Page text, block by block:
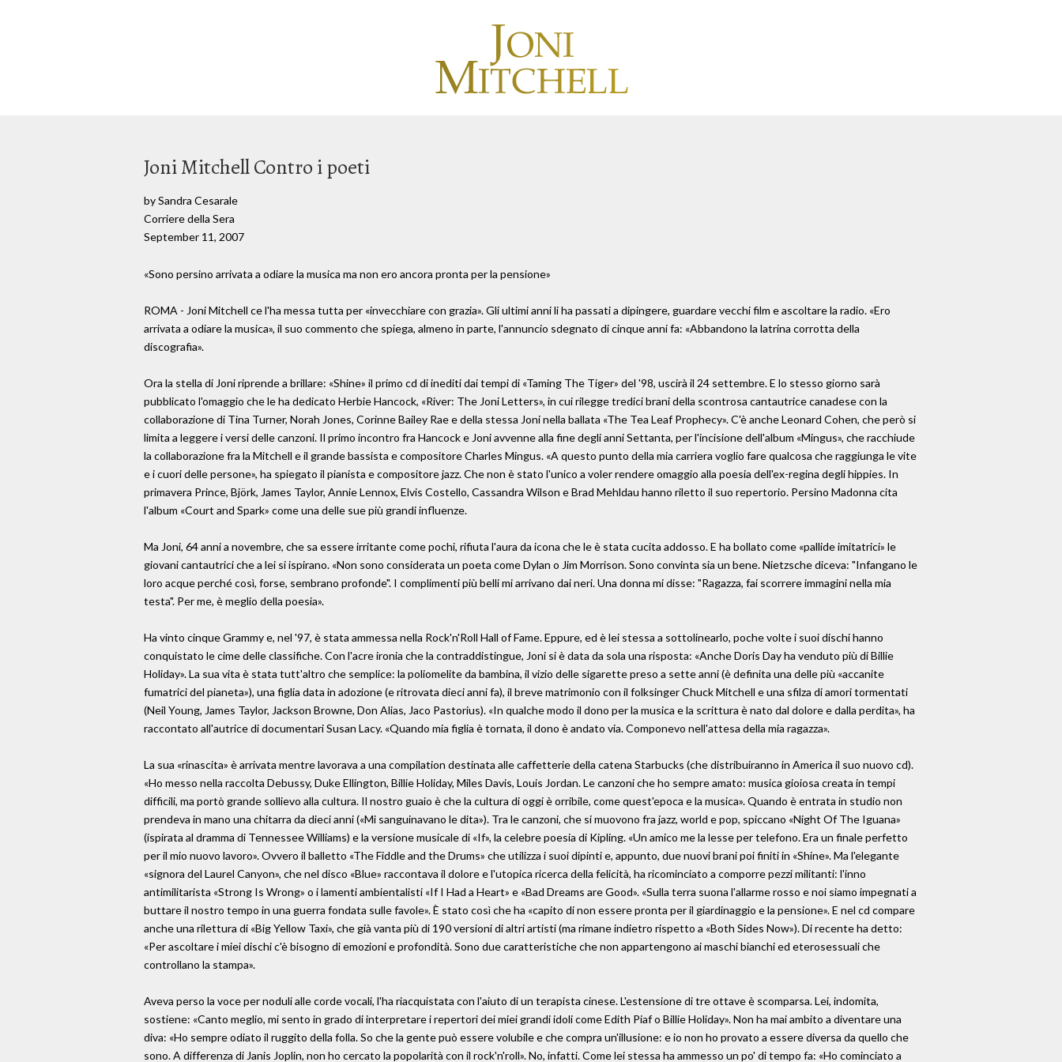
Joni Mitchell Contro i poeti
by Sandra Cesarale
Corriere della Sera
September 11, 2007
«Sono persino arrivata a odiare la musica ma non ero ancora pronta per la pensione»
ROMA - Joni Mitchell ce l'ha messa tutta per «invecchiare con grazia». Gli ultimi anni li ha passati a dipingere, guardare vecchi film e ascoltare la radio. «Ero
arrivata a odiare la musica», il suo commento che spiega, almeno in parte, l'annuncio sdegnato di cinque anni fa: «Abbandono la latrina corrotta della
discografia».
Ora la stella di Joni riprende a brillare: «Shine» il primo cd di inediti dai tempi di «Taming The Tiger» del '98, uscirà il 24 settembre. E lo stesso giorno sarà
pubblicato l'omaggio che le ha dedicato Herbie Hancock, «River: The Joni Letters», in cui rilegge tredici brani della scontrosa cantautrice canadese con la
collaborazione di Tina Turner, Norah Jones, Corinne Bailey Rae e della stessa Joni nella ballata «The Tea Leaf Prophecy». C'è anche Leonard Cohen, che però si
limita a leggere i versi delle canzoni. Il primo incontro fra Hancock e Joni avvenne alla fine degli anni Settanta, per l'incisione dell'album «Mingus», che racchiude
la collaborazione fra la Mitchell e il grande bassista e compositore Charles Mingus. «A questo punto della mia carriera voglio fare qualcosa che raggiunga le vite
e i cuori delle persone», ha spiegato il pianista e compositore jazz. Che non è stato l'unico a voler rendere omaggio alla poesia dell'ex-regina degli hippies. In
primavera Prince, Björk, James Taylor, Annie Lennox, Elvis Costello, Cassandra Wilson e Brad Mehldau hanno riletto il suo repertorio. Persino Madonna cita
l'album «Court and Spark» come una delle sue più grandi influenze.
Ma Joni, 64 anni a novembre, che sa essere irritante come pochi, rifiuta l'aura da icona che le è stata cucita addosso. E ha bollato come «pallide imitatrici» le
giovani cantautrici che a lei si ispirano. «Non sono considerata un poeta come Dylan o Jim Morrison. Sono convinta sia un bene. Nietzsche diceva: "Infangano le
loro acque perché così, forse, sembrano profonde". I complimenti più belli mi arrivano dai neri. Una donna mi disse: "Ragazza, fai scorrere immagini nella mia
testa". Per me, è meglio della poesia».
Ha vinto cinque Grammy e, nel '97, è stata ammessa nella Rock'n'Roll Hall of Fame. Eppure, ed è lei stessa a sottolinearlo, poche volte i suoi dischi hanno
conquistato le cime delle classifiche. Con l'acre ironia che la contraddistingue, Joni si è data da sola una risposta: «Anche Doris Day ha venduto più di Billie
Holiday». La sua vita è stata tutt'altro che semplice: la poliomelite da bambina, il vizio delle sigarette preso a sette anni (è definita una delle più «accanite
fumatrici del pianeta»), una figlia data in adozione (e ritrovata dieci anni fa), il breve matrimonio con il folksinger Chuck Mitchell e una sfilza di amori tormentati
(Neil Young, James Taylor, Jackson Browne, Don Alias, Jaco Pastorius). «In qualche modo il dono per la musica e la scrittura è nato dal dolore e dalla perdita», ha
raccontato all'autrice di documentari Susan Lacy. «Quando mia figlia è tornata, il dono è andato via. Componevo nell'attesa della mia ragazza».
La sua «rinascita» è arrivata mentre lavorava a una compilation destinata alle caffetterie della catena Starbucks (che distribuiranno in America il suo nuovo cd).
«Ho messo nella raccolta Debussy, Duke Ellington, Billie Holiday, Miles Davis, Louis Jordan. Le canzoni che ho sempre amato: musica gioiosa creata in tempi
difficili, ma portò grande sollievo alla cultura. Il nostro guaio è che la cultura di oggi è orribile, come quest'epoca e la musica». Quando è entrata in studio non
prendeva in mano una chitarra da dieci anni («Mi sanguinavano le dita»). Tra le canzoni, che si muovono fra jazz, world e pop, spiccano «Night Of The Iguana»
(ispirata al dramma di Tennessee Williams) e la versione musicale di «If», la celebre poesia di Kipling. «Un amico me la lesse per telefono. Era un finale perfetto
per il mio nuovo lavoro». Ovvero il balletto «The Fiddle and the Drums» che utilizza i suoi dipinti e, appunto, due nuovi brani poi finiti in «Shine». Ma l'elegante
«signora del Laurel Canyon», che nel disco «Blue» raccontava il dolore e l'utopica ricerca della felicità, ha ricominciato a comporre pezzi militanti: l'inno
antimilitarista «Strong Is Wrong» o i lamenti ambientalisti «If I Had a Heart» e «Bad Dreams are Good». «Sulla terra suona l'allarme rosso e noi siamo impegnati a
buttare il nostro tempo in una guerra fondata sulle favole». È stato così che ha «capito di non essere pronta per il giardinaggio e la pensione». E nel cd compare
anche una rilettura di «Big Yellow Taxi», che già vanta più di 190 versioni di altri artisti (ma rimane indietro rispetto a «Both Sides Now»). Di recente ha detto:
«Per ascoltare i miei dischi c'è bisogno di emozioni e profondità. Sono due caratteristiche che non appartengono ai maschi bianchi ed eterosessuali che
controllano la stampa».
Aveva perso la voce per noduli alle corde vocali, l'ha riacquistata con l'aiuto di un terapista cinese. L'estensione di tre ottave è scomparsa. Lei, indomita,
sostiene: «Canto meglio, mi sento in grado di interpretare i repertori dei miei grandi idoli come Edith Piaf o Billie Holiday». Non ha mai ambito a diventare una
diva: «Ho sempre odiato il ruggito della folla. So che la gente può essere volubile e che compra un'illusione: e io non ho provato a essere diversa da quello che
sono. A differenza di Janis Joplin, non ho cercato la popolarità con il rock'n'roll». No, infatti. Come lei stessa ha ammesso un po' di tempo fa: «Ho cominciato a